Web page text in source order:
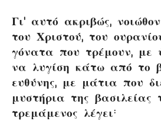
Γι’ αυτό ακριβώς,
του Χριστού, του
γόνατα που τρέμουν, με
να λυγίση κάτω από το
ευθύνης, με μάτια που
μυστήρια της βασιλείας
τρεμάμενος λέγει: